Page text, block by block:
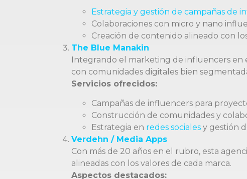
Estrategia y gestión de campañas de
Colaboraciones con micro y nano
Creación de contenido alineado con
The Blue Manakin
Integrando el marketing de influencers en
con comunidades digitales bien
Servicios ofrecidos:
Campañas de influencers para
Construcción de comunidades y
Estrategia en redes sociales y gestión
Verdehn / Media Apps
Con más de 20 años en el rubro, esta
alineadas con los valores de cada marca.
Aspectos destacados: